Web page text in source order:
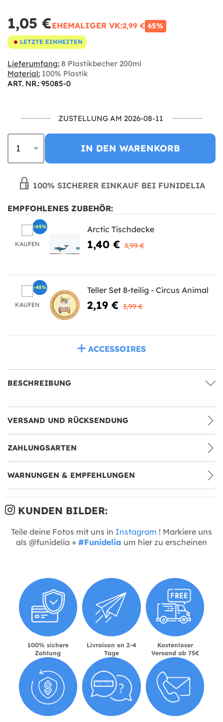
1,05 €EHEMALIGER VK:2,99 € 65%
LETZTE EINHEITEN
Lieferumfang: 8 Plastikbecher 200ml
Material: 100% Plastik
ART. NR.: 95085-0
ZUSTELLUNG AM 2026-08-11
IN DEN WARENKORB
100% SICHERER EINKAUF BEI FUNIDELIA
EMPFOHLENES ZUBEHÖR:
KAUFEN
Arctic Tischdecke
1,40 € 3,99 €
-65%
KAUFEN
Teller Set 8-teilig - Circus Animal
2,19 € 3,99 €
-45%
ACCESSOIRES
BESCHREIBUNG
VERSAND UND RÜCKSENDUNG
ZAHLUNGSARTEN
WARNUNGEN & EMPFEHLUNGEN
KUNDEN BILDER:
Teile deine Fotos mit uns in Instagram ! Markiere uns
als @funidelia + #Funidelia um hier zu erscheinen
100% sichere
Zahlung
Livraison en 2-4
Tage
Kostenloser
Versand ab 75€